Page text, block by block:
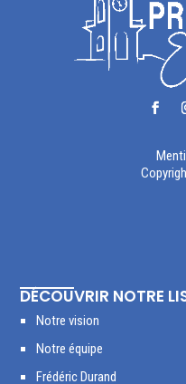
DÉCOUVRIR NOTRE
Notre vision
Notre équipe
Frédéric Durand